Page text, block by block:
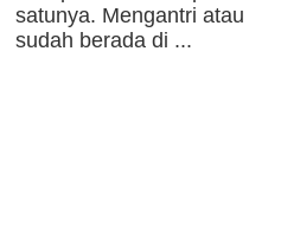
satunya. Mengantri atau
sudah berada di ...